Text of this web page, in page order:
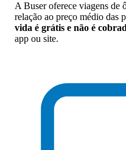
A Buser oferece viagens de
relação ao preço médio das
vida é grátis e não é
app ou site.